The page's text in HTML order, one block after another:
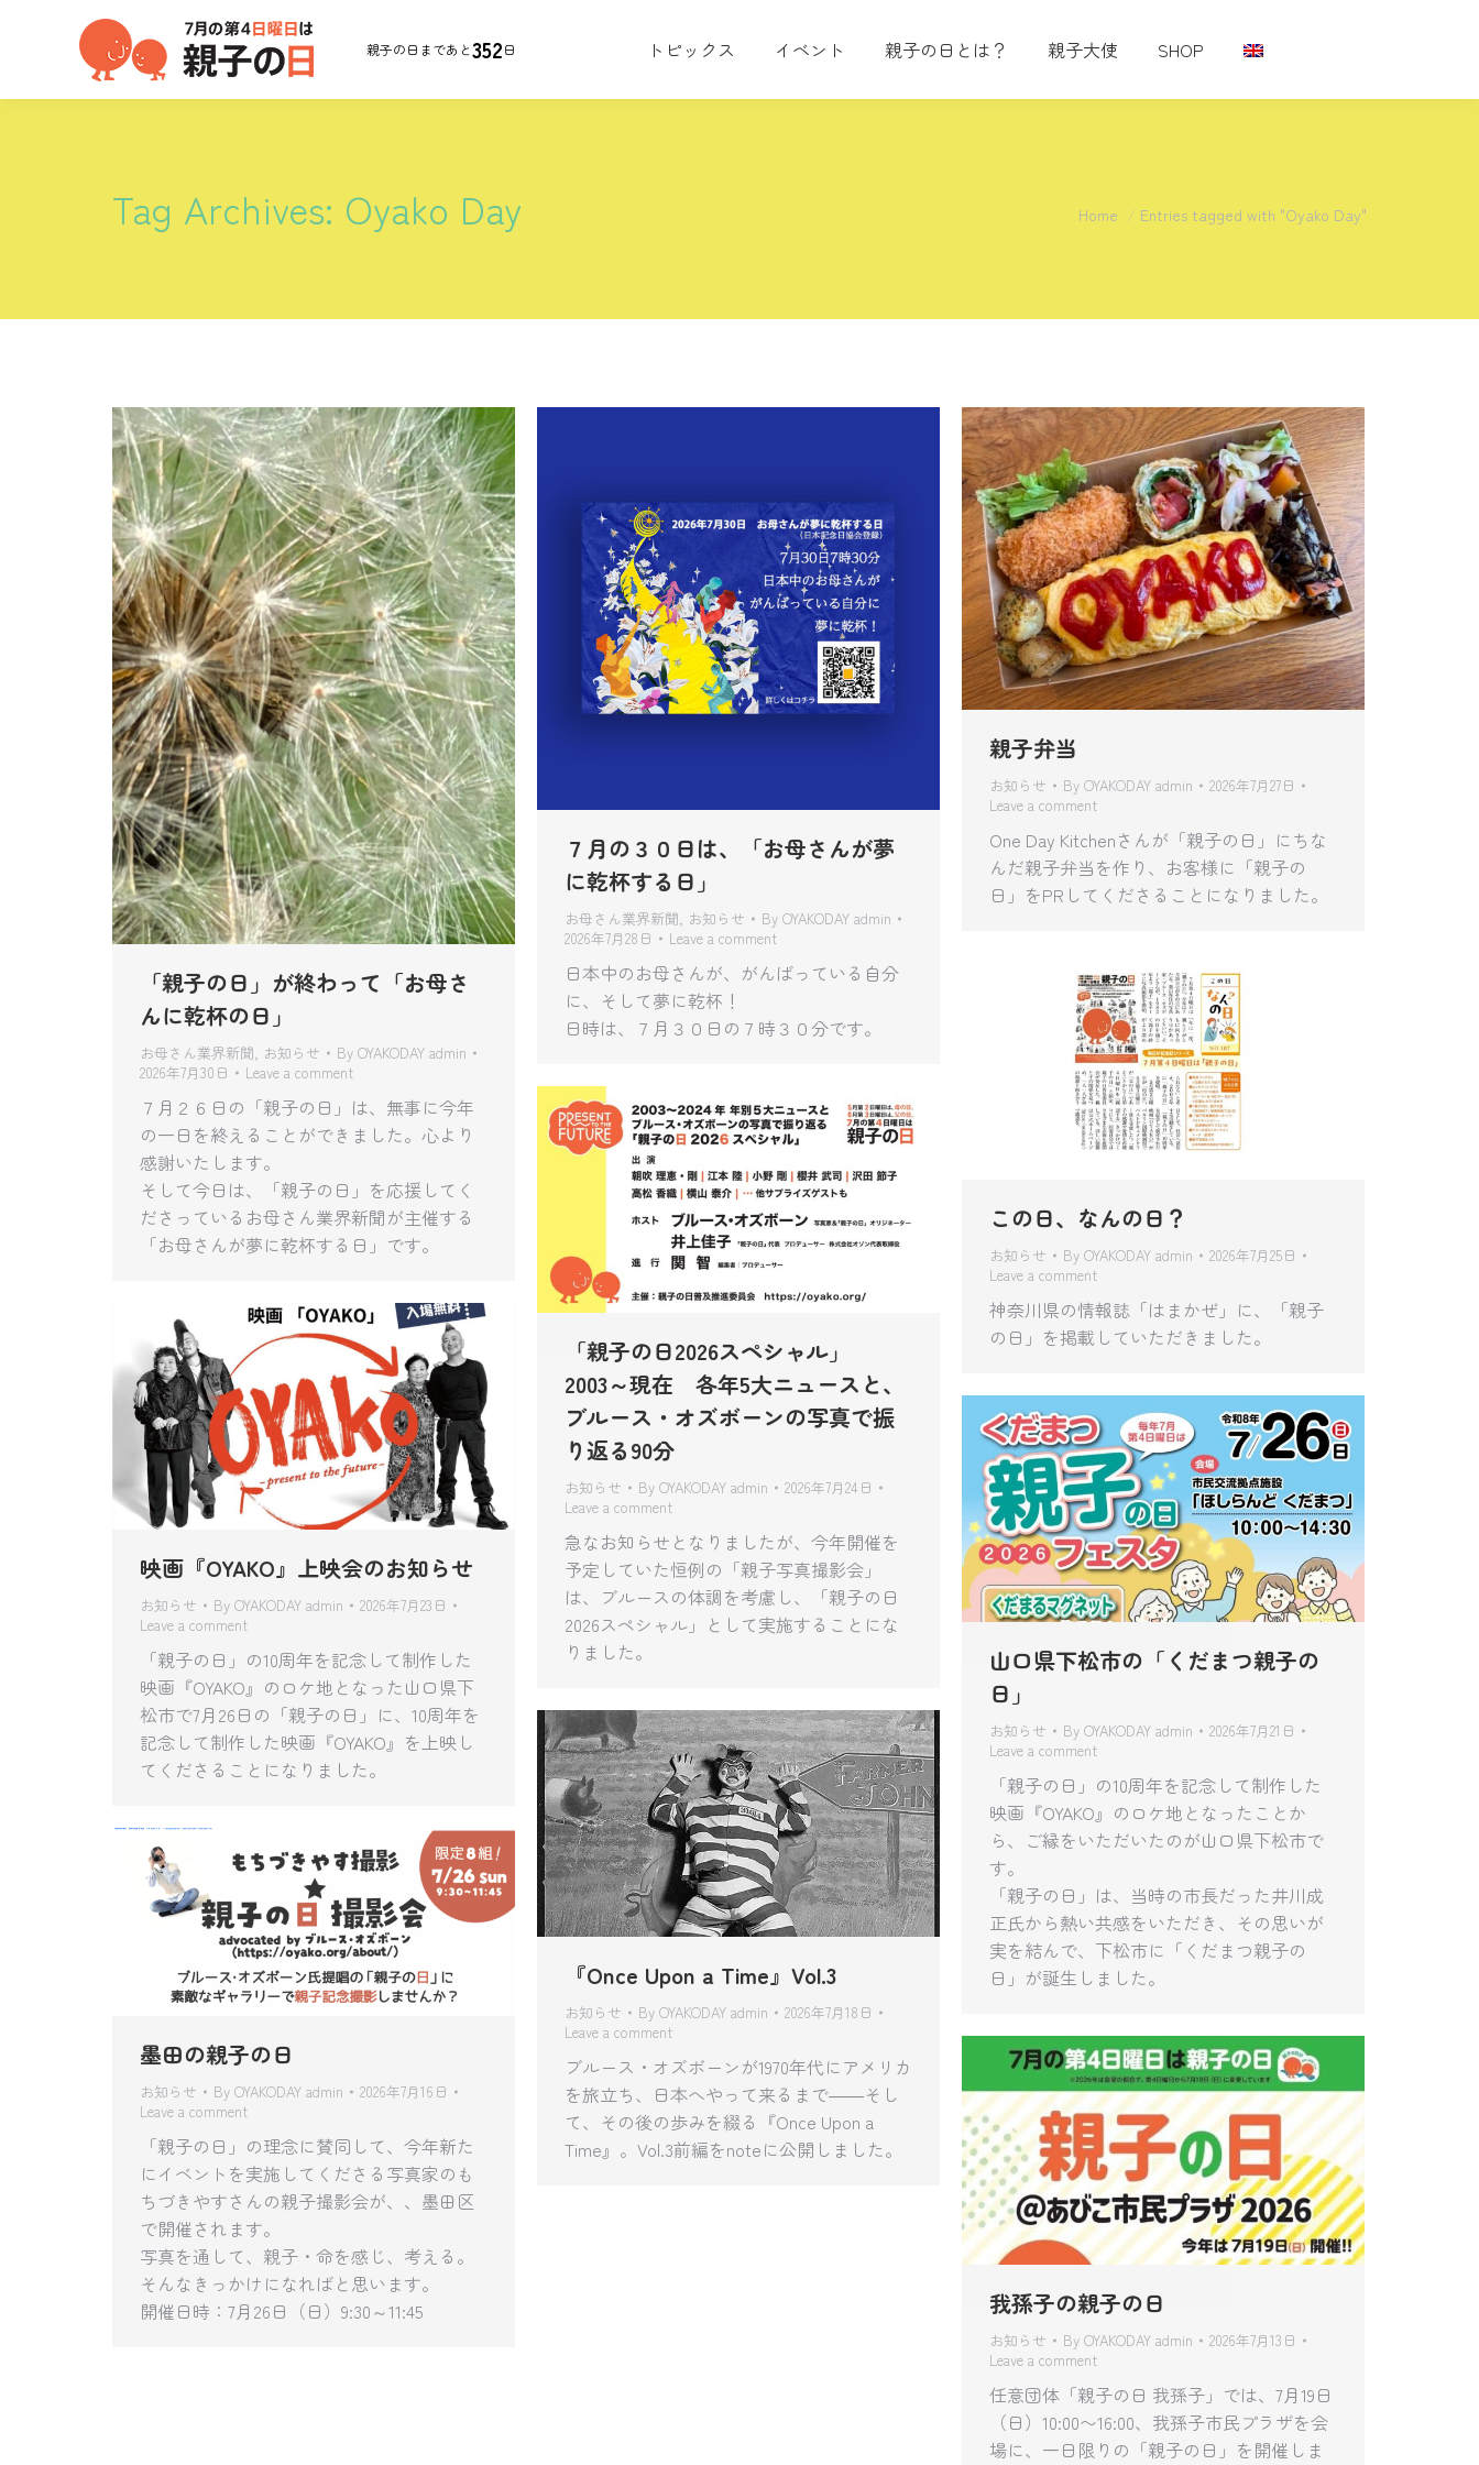
親子の日まであと352日 トピックス イベント 親子の日とは？ 親子大使 SHOP
Tag Archives: Oyako Day You are here:
Home Entries tagged with "Oyako Day"
「親子の日」が終わって「お母さ
んに乾杯の日」
お母さん業界新聞, お知らせ By OYAKODAY admin
2026年7月30日
Leave a comment
７月２６日の「親子の日」は、無事に今年
の一日を終えることができました。心より
感謝いたします。
そして今日は、「親子の日」を応援してく
ださっているお母さん業界新聞が主催する
「お母さんが夢に乾杯する日」です。
７月の３０日は、「お母さんが夢
に乾杯する日」
お母さん業界新聞, お知らせ By OYAKODAY admin
2026年7月28日
Leave a comment
日本中のお母さんが、がんばっている自分
に、そして夢に乾杯！
日時は、７月３０日の７時３０分です。
親子弁当
お知らせ By OYAKODAY admin
2026年7月27日
Leave a comment
One Day Kitchenさんが「親子の日」にちな
んだ親子弁当を作り、お客様に「親子の
日」をPRしてくださることになりました。
この日、なんの日？
お知らせ By OYAKODAY admin
2026年7月25日
Leave a comment
神奈川県の情報誌「はまかぜ」に、「親子
の日」を掲載していただきました。
「親子の日2026スペシャル」
2003～現在 各年5大ニュースと、
ブルース・オズボーンの写真で振
り返る90分
お知らせ By OYAKODAY admin
2026年7月24日
Leave a comment
急なお知らせとなりましたが、今年開催を
予定していた恒例の「親子写真撮影会」
は、ブルースの体調を考慮し、「親子の日
2026スペシャル」として実施することにな
りました。
映画『OYAKO』上映会のお知らせ
お知らせ By OYAKODAY admin
2026年7月23日
Leave a comment
「親子の日」の10周年を記念して制作した
映画『OYAKO』のロケ地となった山口県下
松市で7月26日の「親子の日」に、10周年を
記念して制作した映画『OYAKO』を上映し
てくださることになりました。
山口県下松市の「くだまつ親子の
日」
お知らせ By OYAKODAY admin
2026年7月21日
Leave a comment
「親子の日」の10周年を記念して制作した
映画『OYAKO』のロケ地となったことか
ら、ご縁をいただいたのが山口県下松市で
す。
「親子の日」は、当時の市長だった井川成
正氏から熱い共感をいただき、その思いが
実を結んで、下松市に「くだまつ親子の
日」が誕生しました。
『Once Upon a Time』Vol.3
お知らせ By OYAKODAY admin
2026年7月18日
Leave a comment
ブルース・オズボーンが1970年代にアメリカ
を旅立ち、日本へやって来るまで――そし
て、その後の歩みを綴る『Once Upon a
Time』。Vol.3前編をnoteに公開しました。
墨田の親子の日
お知らせ By OYAKODAY admin
2026年7月16日
Leave a comment
「親子の日」の理念に賛同して、今年新た
にイベントを実施してくださる写真家のも
ちづきやすさんの親子撮影会が、、墨田区
で開催されます。
写真を通して、親子・命を感じ、考える。
そんなきっかけになればと思います。
開催日時：7月26日（日）9:30～11:45
我孫子の親子の日
お知らせ By OYAKODAY admin
2026年7月13日
Leave a comment
任意団体「親子の日 我孫子」では、7月19日
（日）10:00〜16:00、我孫子市民プラザを会
場に、一日限りの「親子の日」を開催しま